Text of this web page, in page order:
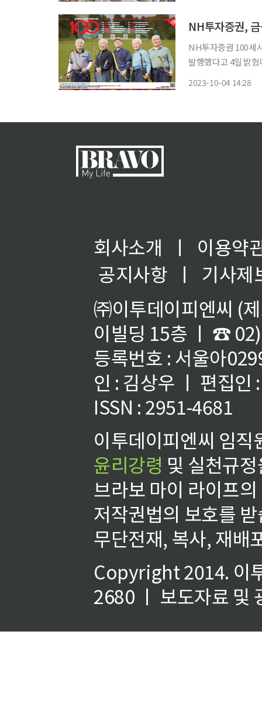
NH투자증권,
NH투자증권 100세
발행했다고 4일 밝혔
2023-10-04 14:28
회사소개 ㅣ
이용약
공지사항
ㅣ
기사제
㈜이투데이피엔씨 (
이빌딩 15층 ㅣ ☎
등록번호 : 서울아
인 : 김상우 ㅣ 편집인
ISSN : 2951-4681
이투데이피엔씨 임
윤리강령 및 실천규
브라보 마이 라이프
저작권법의 보호를
무단전재, 복사, 재배
Copyright 2014. 이
2680 ㅣ 보도자료